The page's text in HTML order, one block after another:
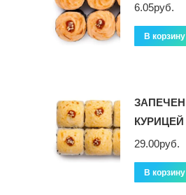
6.05руб.
В корзину
КУРИЦЕЙ
29.00руб.
В корзину